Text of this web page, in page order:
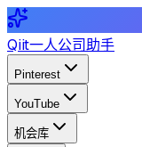
Qiit一人公司助手
Pinterest
YouTube
机会库